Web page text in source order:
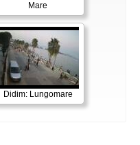
Mare
Didim: Lungomare